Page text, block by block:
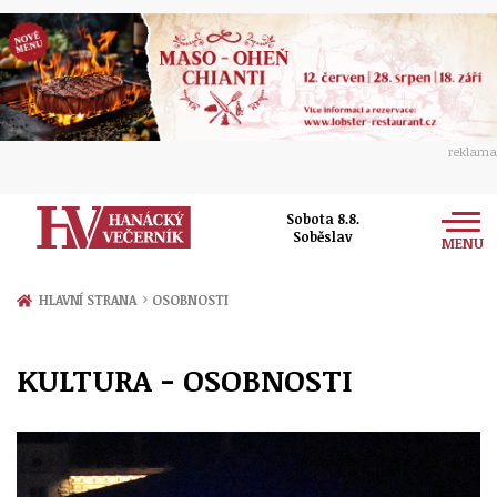
reklama
Sobota 8.8.
Soběslav
MENU
Zprávy
Přerov
Politika
Ekonomika
Kultura
Hudba
Společnost
Ženy
Sport
HLAVNÍ STRANA › OSOBNOSTI
KULTURA - OSOBNOSTI